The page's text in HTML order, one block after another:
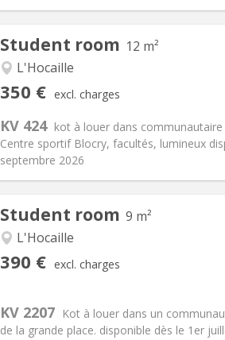
Student room 12 m²
L'Hocaille
350 € excl. charges
KV 424 kot à louer dans
Centre sportif Blocry, facultés, lumineux
septembre 2026
Arrangement
Bathroom: Shared bathroom
Surface:12 m2
Student room 9 m²
L'Hocaille
390 € excl. charges
KV 2207 Kot à louer dans un
de la grande place. disponible dès le 1er
Arrangement
Surface:9 m2